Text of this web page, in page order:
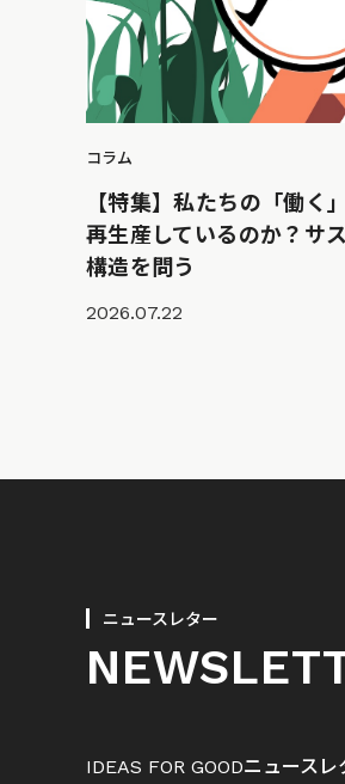
コラム
【特集】私たちの「働く
再生産しているのか？サ
構造を問う
2026.07.22
ニュースレター
IDEAS FOR GOODニュース